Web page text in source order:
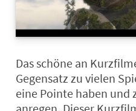
Das schöne an
Gegensatz zu vielen
eine Pointe haben und